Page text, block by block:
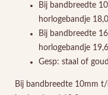
Bij bandbreedte
horlogebandje
Bij bandbreedte
horlogebandje
Gesp: staal of
Bij bandbreedte 10mm